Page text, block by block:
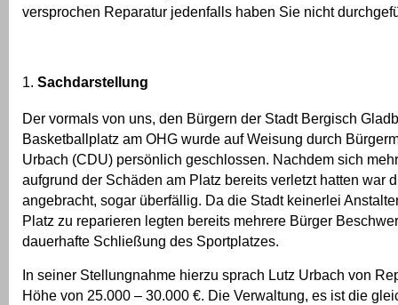
versprochen Reparatur jedenfalls haben Sie nicht
Sachdarstellung
Der vormals von uns, den Bürgern der Stadt Bergisch
Basketballplatz am OHG wurde auf Weisung durch
Urbach (CDU) persönlich geschlossen. Nachdem sich
aufgrund der Schäden am Platz bereits verletzt hatten war
angebracht, sogar überfällig. Da die Stadt keinerlei
Platz zu reparieren legten bereits mehrere Bürger
dauerhafte Schließung des Sportplatzes.
In seiner Stellungnahme hierzu sprach Lutz Urbach von
Höhe von 25.000 – 30.000 €. Die Verwaltung, es ist die